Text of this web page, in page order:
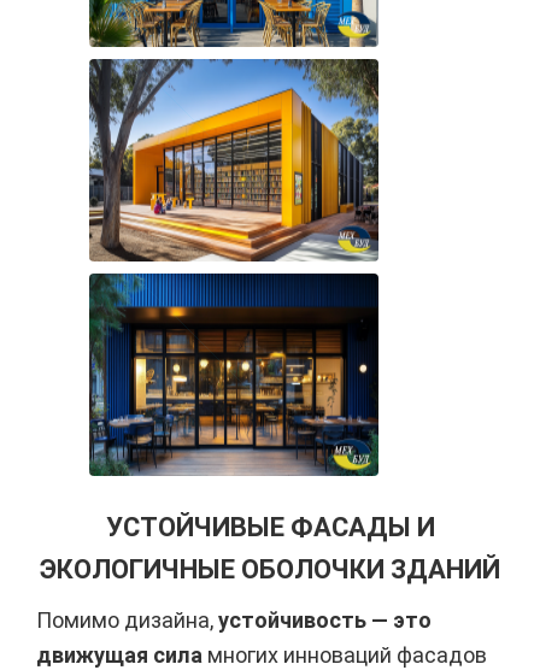
УСТОЙЧИВЫЕ ФАСАДЫ И
ЭКОЛОГИЧНЫЕ ОБОЛОЧКИ ЗДАНИЙ
Помимо дизайна,устойчивость — это
движущая сила многих инноваций фасадов